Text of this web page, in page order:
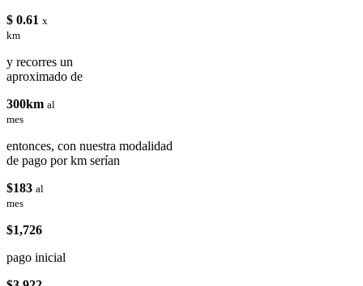
$ 0.61 x
km
y recorres un
aproximado de
300km al
mes
entonces, con nuestra modalidad
de pago por km serían
$183 al
mes
$1,726
pago inicial